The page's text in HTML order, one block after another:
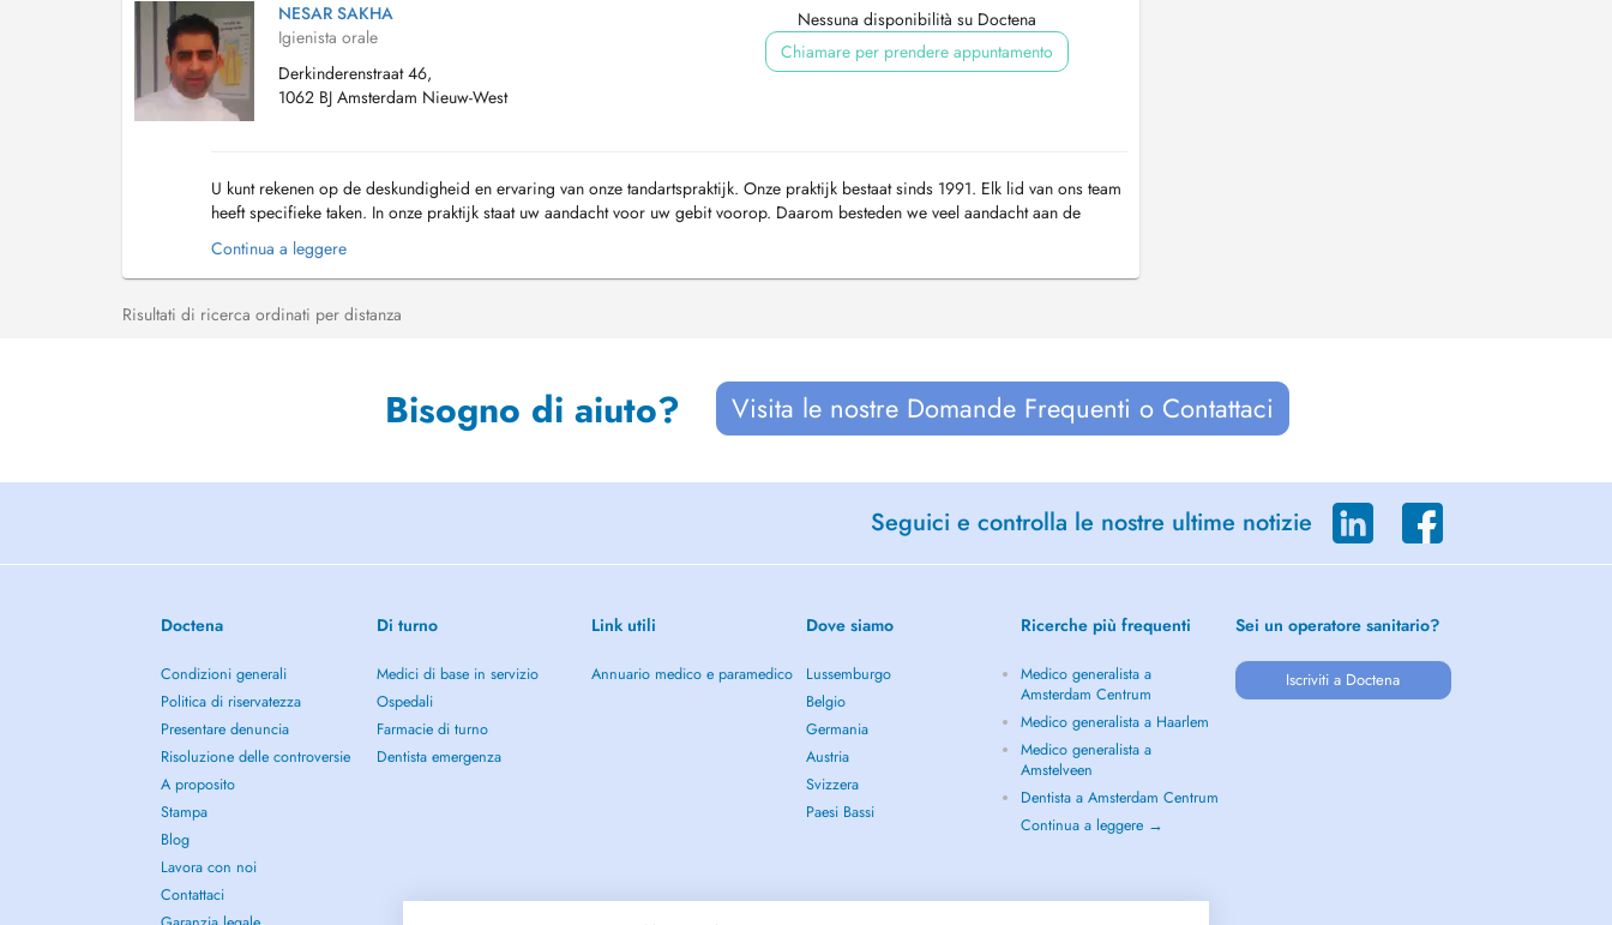
NESAR SAKHA
Igienista orale
Derkinderenstraat 46,
1062 BJ Amsterdam Nieuw-West
Nessuna disponibilità su Doctena
Chiamare per prendere appuntamento
U kunt rekenen op de deskundigheid en ervaring van onze tandartspraktijk. Onze praktijk bestaat sinds 1991. Elk lid van ons team
heeft specifieke taken. In onze praktijk staat uw aandacht voor uw gebit voorop. Daarom besteden we veel aandacht aan de
kwaliteit van onze praktijk en ons team. Vakkundi...
Continua a leggere
Risultati di ricerca ordinati per distanza
Bisogno di aiuto? Visita le nostre Domande Frequenti o Contattaci
Seguici e controlla le nostre ultime notizie
Doctena
Condizioni generali
Politica di riservatezza
Presentare denuncia
Risoluzione delle controversie
A proposito
Stampa
Blog
Lavora con noi
Contattaci
Di turno
Medici di base in servizio
Ospedali
Farmacie di turno
Dentista emergenza
Link utili
Annuario medico e paramedico
Dove siamo
Lussemburgo
Belgio
Germania
Austria
Svizzera
Paesi Bassi
Ricerche più frequenti
Medico generalista a
Amsterdam Centrum
Medico generalista a Haarlem
Medico generalista a
Amstelveen
Dentista a Amsterdam Centrum
Continua a leggere →
Sei un operatore sanitario?
Iscriviti a Doctena